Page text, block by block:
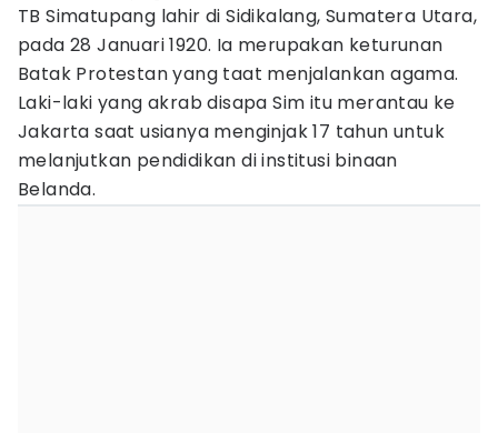
TB Simatupang lahir di Sidikalang, Sumatera Utara,
pada 28 Januari 1920. Ia merupakan keturunan
Batak Protestan yang taat menjalankan agama.
Laki-laki yang akrab disapa Sim itu merantau ke
Jakarta saat usianya menginjak 17 tahun untuk
melanjutkan pendidikan di institusi binaan
Belanda.